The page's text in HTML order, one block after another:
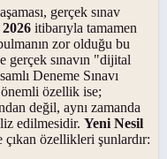
gerçek sınav
itibarıyla tamamen
zor olduğu bu
gerçek sınavın "dijital
Deneme Sınavı
önemli özellik ise;
değil, aynı zamanda
edilmesidir. Yeni Nesil
çıkan özellikleri şunlardır: